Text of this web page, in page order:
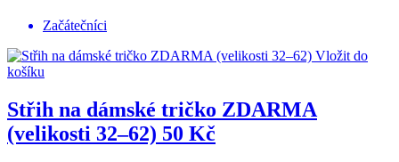
Začátečníci
Vložit do
košíku
Střih na dámské tričko ZDARMA
(velikosti 32–62) 50 Kč